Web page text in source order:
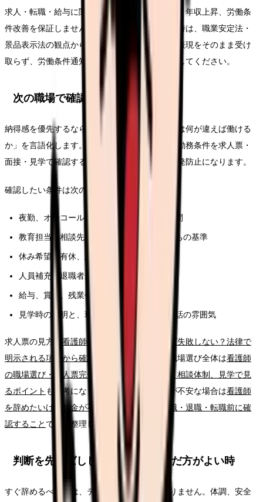
求人・転職・給与に関する内容は、内定、採用、年収上昇、労働条
件改善を保証しません。求人票や紹介文を見る時は、職業安定法・
景品表示法の観点から、断定的に有利に見える表現をそのまま受け
取らず、労働条件通知書や面接で具体的に確認してください。
次の職場で確認する条件
納得感を優先するなら、求人票を見る前に「次は何が違えば働ける
か」を言語化します。同じ悩みを繰り返さない勤務条件を求人票・
面接・見学で確認することが、このテーマの再発防止になります。
確認したい条件は次の通りです。
夜勤、オンコール、残業、前残業、記録時間
教育担当、相談先、フォロー期間、独り立ちの基準
休み希望、有休、急な休みへの対応
人員補充、退職者が出た時の業務分担
給与、賞与、残業代、昇給、各種手当
見学時の説明と、現場スタッフの表情や会話の雰囲気
求人票の見方は 看護師の求人票、どこを見れば失敗しない？法律で
明示される項目から確認する読み方ガイド
、職場選び全体は看護師
の職場選び・求人票完全ガイド。条件、教育、相談体制、見学で見
るポイント も参考になります。給与や生活費が不安な場合は看護師
を辞めたいけどお金が不安な時の考え方｜休職・退職・転職前に確
認すること で先に整理してください。
判断を先延ばししてよい時・急いだ方がよい時
すぐ辞めるべきかは、テーマ名だけでは決まりません。体調、安全